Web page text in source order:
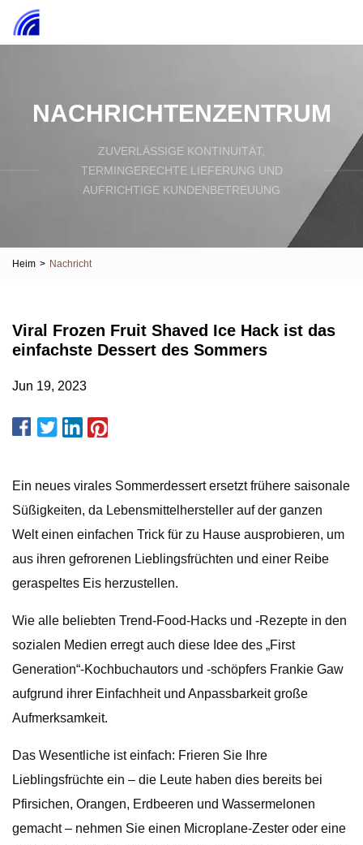
NACHRICHTENZENTRUM
ZUVERLÄSSIGE KONTINUITÄT,
TERMINGERECHTE LIEFERUNG UND
AUFRICHTIGE KUNDENBETREUUNG
Heim > Nachricht
Viral Frozen Fruit Shaved Ice Hack ist das
einfachste Dessert des Sommers
Jun 19, 2023
Ein neues virales Sommerdessert ersetzt frühere saisonale
Süßigkeiten, da Lebensmittelhersteller auf der ganzen
Welt einen einfachen Trick für zu Hause ausprobieren, um
aus ihren gefrorenen Lieblingsfrüchten und einer Reibe
geraspeltes Eis herzustellen.
Wie alle beliebten Trend-Food-Hacks und -Rezepte in den
sozialen Medien erregt auch diese Idee des „First
Generation“-Kochbuchautors und -schöpfers Frankie Gaw
aufgrund ihrer Einfachheit und Anpassbarkeit große
Aufmerksamkeit.
Das Wesentliche ist einfach: Frieren Sie Ihre
Lieblingsfrüchte ein – die Leute haben dies bereits bei
Pfirsichen, Orangen, Erdbeeren und Wassermelonen
gemacht – nehmen Sie einen Microplane-Zester oder eine